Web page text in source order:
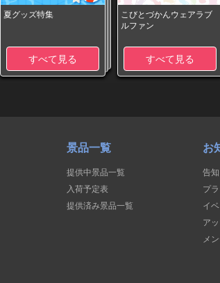
夏グッズ特集
すべて見る
こびとづかんウェアラブ
ルファン
すべて見る
景品一覧
提供中景品一覧
入荷予定表
提供済み景品一覧
お
告知
プ
イ
ア
メ